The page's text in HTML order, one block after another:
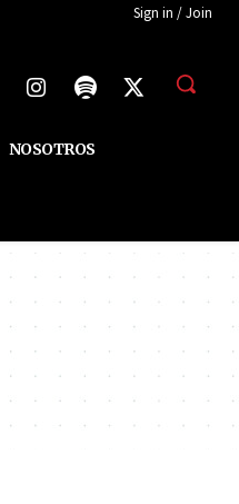
Sign in / Join
NOSOTROS